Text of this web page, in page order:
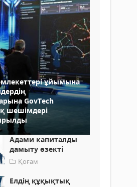
ұйымына
GovТeсh
шешімдері
Адами капиталды
дамыту өзекті
Қоғам
Елдің құқықтық